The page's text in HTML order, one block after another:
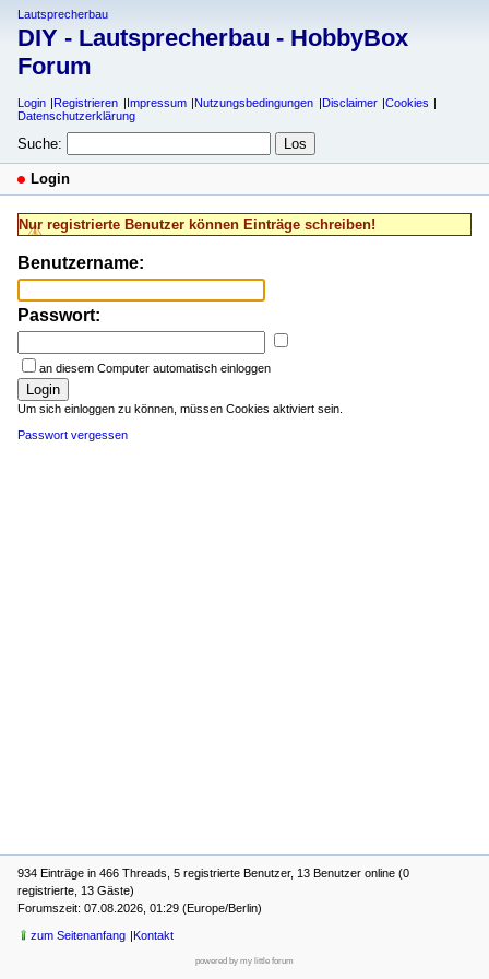
Lautsprecherbau
DIY - Lautsprecherbau - HobbyBox
Forum
Login Registrieren Impressum Nutzungsbedingungen Disclaimer
Cookies
Datenschutzerklärung
Suche:
Login
Nur registrierte Benutzer können Einträge schreiben!
Benutzername:
Passwort:
an diesem Computer automatisch einloggen
Login
Um sich einloggen zu können, müssen Cookies aktiviert sein.
Passwort vergessen
934 Einträge in 466 Threads, 5 registrierte Benutzer, 13 Benutzer online (0
registrierte, 13 Gäste)
Forumszeit: 07.08.2026, 01:29 (Europe/Berlin)
zum Seitenanfang Kontakt
powered by my little forum